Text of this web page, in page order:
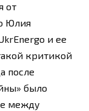
от
Юлия
и ее
критикой
после
было
между